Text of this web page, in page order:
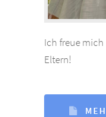
Ich freue
Eltern!